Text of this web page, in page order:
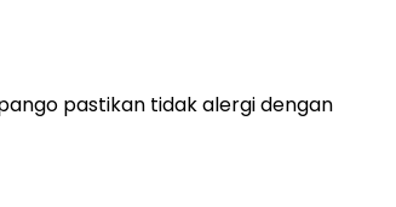
pastikan tidak alergi dengan